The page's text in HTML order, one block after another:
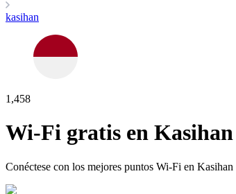
kasihan
1,458
Wi-Fi gratis en Kasihan
Conéctese con los mejores puntos Wi-Fi en Kasihan